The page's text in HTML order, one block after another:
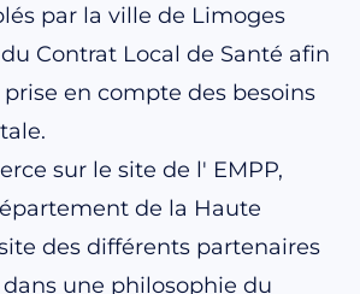
par la ville de Limoges
Contrat Local de Santé afin
en compte des besoins
sur le site de l' EMPP,
de la Haute
des différents partenaires
une philosophie du